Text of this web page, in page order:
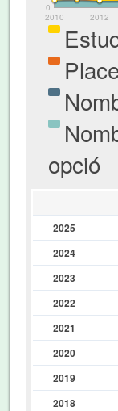
2010 2012
0
opció
2025
2024
2023
2022
2021
2020
2019
2018